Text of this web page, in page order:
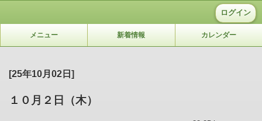
ログイン
メニュー 新着情報 カレンダー
[25年10月02日]
１０月２日（木）